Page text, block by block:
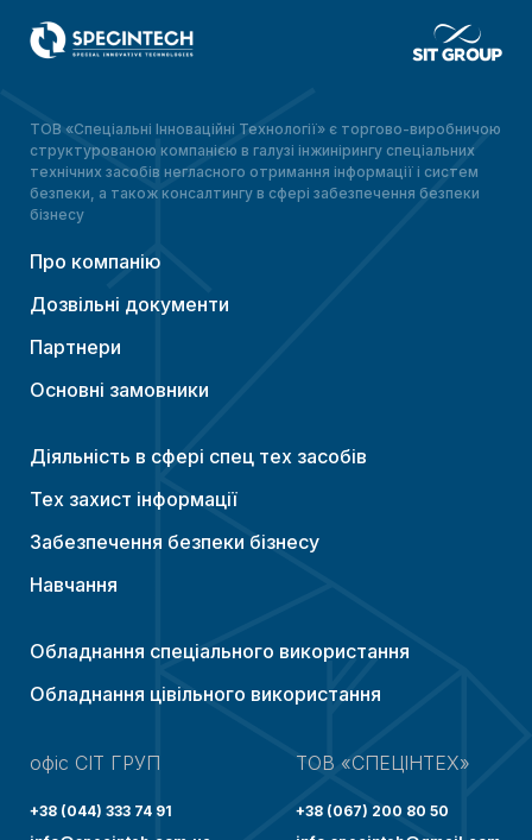
ТОВ «Спеціальні Інноваційні Технології» є торгово-виробничою
структурованою компанією в галузі інжинірингу спеціальних
технічних засобів негласного отримання інформації і систем
безпеки, а також консалтингу в сфері забезпечення безпеки
бізнесу
Про компанію
Дозвільні документи
Партнери
Основні замовники
Діяльність в сфері спец тех засобів
Тех захист інформації
Забезпечення безпеки бізнесу
Навчання
Обладнання спеціального використання
Обладнання цівільного використання
офіс СІТ ГРУП
+38 (044) 333 74 91
ТОВ «СПЕЦІНТЕХ»
+38 (067) 200 80 50